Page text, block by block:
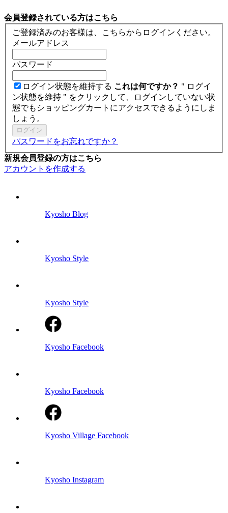
会員登録されている方はこちら
ご登録済みのお客様は、こちらからログインください。
メールアドレス
パスワード
ログイン状態を維持する これは何ですか？ " ログイ
ン状態を維持 " をクリックして、ログインしていない状
態でもショッピングカートにアクセスできるようにしま
しょう。
ログイン
パスワードをお忘れですか？
新規会員登録の方はこちら
アカウントを作成する
Kyosho Blog
Kyosho Style
Kyosho Style
Kyosho Facebook
Kyosho Facebook
Kyosho Village Facebook
Kyosho Instagram